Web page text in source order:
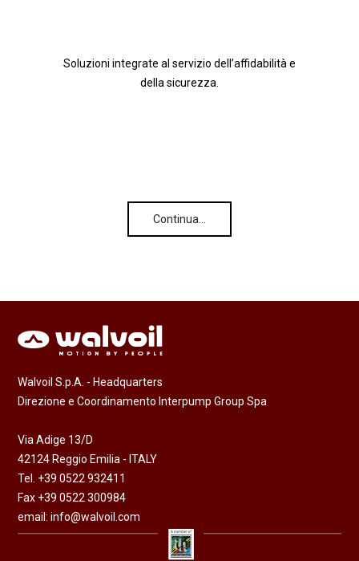
Soluzioni integrate al servizio dell’affidabilità e
della sicurezza.
Continua…
Walvoil S.p.A. - Headquarters
Direzione e Coordinamento Interpump Group Spa
Via Adige 13/D
42124 Reggio Emilia - ITALY
Tel. +39 0522 932411
Fax +39 0522 300984
email:info@walvoil.com